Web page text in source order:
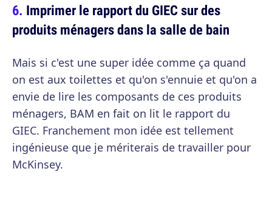
Imprimer le rapport du GIEC sur des
produits ménagers dans la salle de bain
Mais si c'est une super idée comme ça quand
on est aux toilettes et qu'on s'ennuie et qu'on a
envie de lire les composants de ces produits
ménagers, BAM en fait on lit le rapport du
GIEC. Franchement mon idée est tellement
ingénieuse que je mériterais de travailler pour
McKinsey.